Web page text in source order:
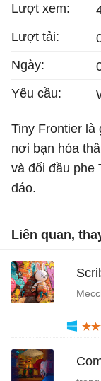
Lượt xem:
Lượt tải:
Ngày:
Yêu cầu:
Tiny Frontier là
nơi bạn hóa
và đối đầu phe
đáo.
Liên quan,